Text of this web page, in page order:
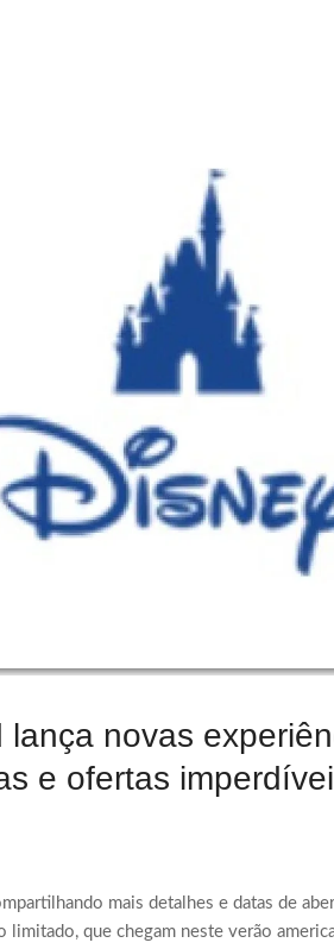
lança novas
e ofertas
mais detalhes e datas de
que chegam neste verão